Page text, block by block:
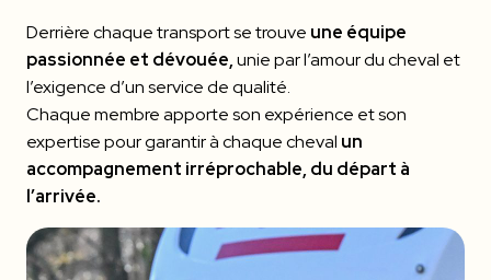
Derrière chaque transport se trouve une équipe
passionnée et dévouée,unie par l’amour du cheval et
l’exigence d’un service de qualité.
Chaque membre apporte son expérience et son
expertise pour garantir à chaque cheval un
accompagnement irréprochable, du départ à
l’arrivée.